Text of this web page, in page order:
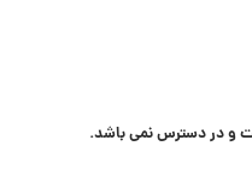
و در دسترس نمی باشد.